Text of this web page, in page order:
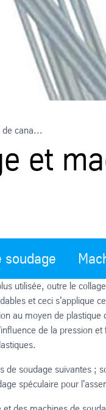
de cana...
et
soudage
utilisée, outre le
et ceci s'applique
au moyen de
de la pression
de soudage suivantes
spéculaire pour